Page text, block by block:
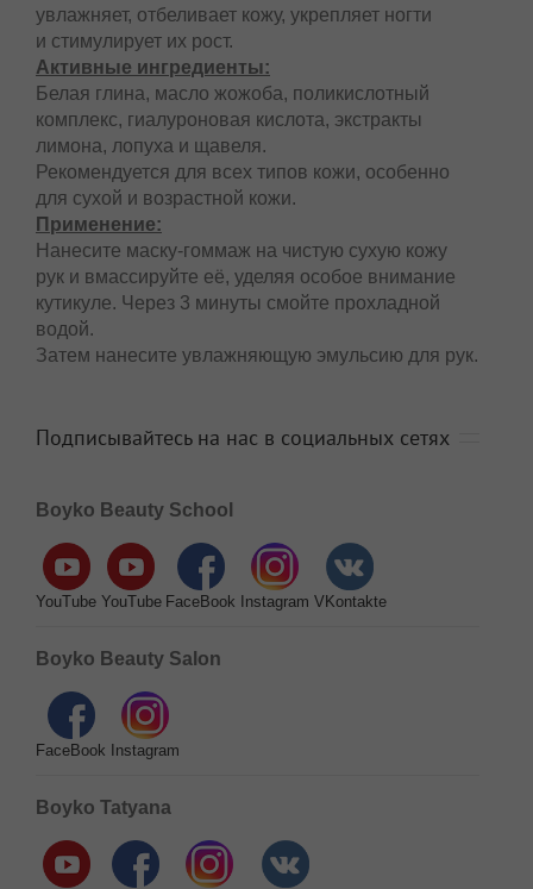
увлажняет, отбеливает кожу, укрепляет ногти
и стимулирует их рост.
Активные ингредиенты:
Белая глина, масло жожоба, поликислотный
комплекс, гиалуроновая кислота, экстракты
лимона, лопуха и щавеля.
Рекомендуется для всех типов кожи, особенно
для сухой и возрастной кожи.
Применение:
Нанесите маску-гоммаж на чистую сухую кожу
рук и вмассируйте её, уделяя особое внимание
кутикуле. Через 3 минуты смойте прохладной
водой.
Затем нанесите увлажняющую эмульсию для рук.
Подписывайтесь на нас в социальных сетях
Boyko Beauty School
YouTube YouTube FaceBook Instagram VKontakte
Boyko Beauty Salon
FaceBook Instagram
Boyko Tatyana